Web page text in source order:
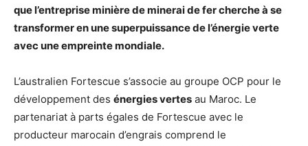
que l’entreprise minière de minerai de fer cherche à se
transformer en une superpuissance de l’énergie verte
avec une empreinte mondiale.
L’australien Fortescue s’associe au groupe OCP pour le
développement des énergies vertes au Maroc. Le
partenariat à parts égales de Fortescue avec le
producteur marocain d’engrais comprend le